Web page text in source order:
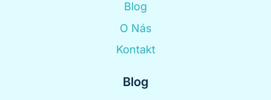
Blog
O Nás
Kontakt
Blog